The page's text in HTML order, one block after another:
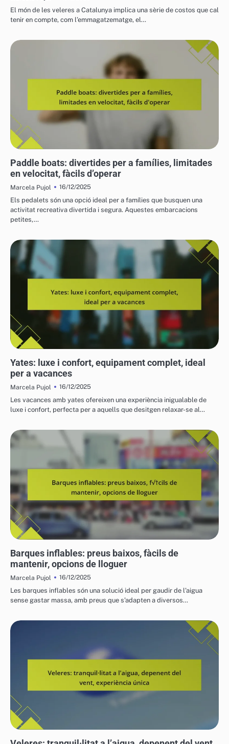
El món de les veleres a Catalunya implica una sèrie de costos que cal
tenir en compte, com l’emmagatzematge, el…
Paddle boats: divertides per a famílies, limitades
en velocitat, fàcils d’operar
Marcela Pujol
16/12/2025
Els pedalets són una opció ideal per a famílies que busquen una
activitat recreativa divertida i segura. Aquestes embarcacions
petites,…
Yates: luxe i confort, equipament complet, ideal
per a vacances
Marcela Pujol
16/12/2025
Les vacances amb yates ofereixen una experiència inigualable de
luxe i confort, perfecta per a aquells que desitgen relaxar-se al…
Barques inflables: preus baixos, fàcils de
mantenir, opcions de lloguer
Marcela Pujol
16/12/2025
Les barques inflables són una solució ideal per gaudir de l’aigua
sense gastar massa, amb preus que s’adapten a diversos…